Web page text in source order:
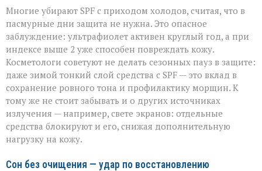
Многие убирают SPF с приходом холодов, считая, что в
пасмурные дни защита не нужна. Это опасное
заблуждение: ультрафиолет активен круглый год, а при
индексе выше 2 уже способен повреждать кожу.
Косметологи советуют не делать сезонных пауз в защите:
даже зимой тонкий слой средства с SPF — это вклад в
сохранение ровного тона и профилактику морщин. К
тому же не стоит забывать и о других источниках
излучения — например, свете экранов: отдельные
средства блокируют и его, снижая дополнительную
нагрузку на кожу.
Сон без очищения — удар по восстановлению